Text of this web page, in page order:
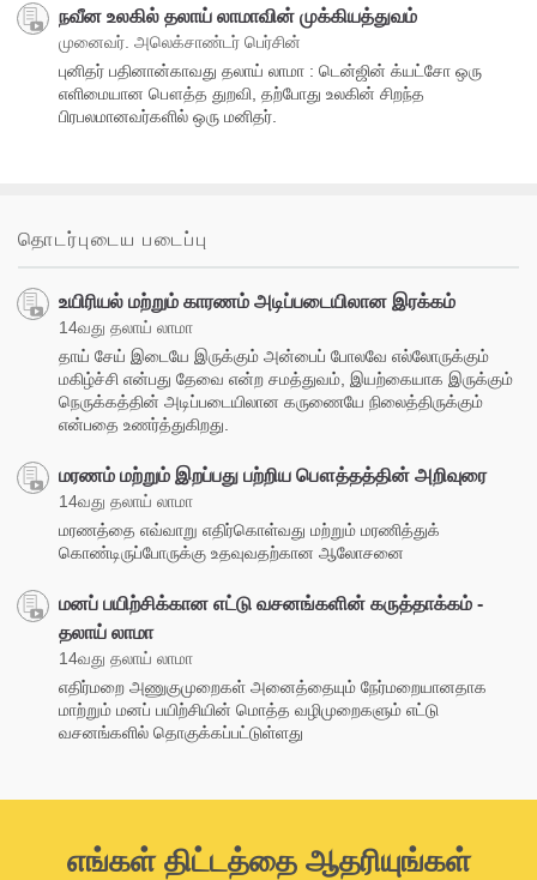
நவீன உலகில் தலாய் லாமாவின் முக்கியத்துவம்
முனைவர். அலெக்சாண்டர் பெர்சின்
புனிதர் பதினான்காவது தலாய் லாமா : டென்ஜின் க்யட்சோ ஒரு
எளிமையான பௌத்த துறவி, தற்போது உலகின் சிறந்த
பிரபலமானவர்களில் ஒரு மனிதர்.
தொடர்புடைய படைப்பு
உயிரியல் மற்றும் காரணம் அடிப்படையிலான இரக்கம்
14வது தலாய் லாமா
தாய் சேய் இடையே இருக்கும் அன்பைப் போலவே எல்லோருக்கும்
மகிழ்ச்சி என்பது தேவை என்ற சமத்துவம், இயற்கையாக இருக்கும்
நெருக்கத்தின் அடிப்படையிலான கருணையே நிலைத்திருக்கும்
என்பதை உணர்த்துகிறது.
மரணம் மற்றும் இறப்பது பற்றிய பௌத்தத்தின் அறிவுரை
14வது தலாய் லாமா
மரணத்தை எவ்வாறு எதிர்கொள்வது மற்றும் மரணித்துக்
கொண்டிருப்போருக்கு உதவுவதற்கான ஆலோசனை
மனப் பயிற்சிக்கான எட்டு வசனங்களின் கருத்தாக்கம் -
தலாய் லாமா
14வது தலாய் லாமா
எதிர்மறை அணுகுமுறைகள் அனைத்தையும் நேர்மறையானதாக
மாற்றும் மனப் பயிற்சியின் மொத்த வழிமுறைகளும் எட்டு
வசனங்களில் தொகுக்கப்பட்டுள்ளது
எங்கள் திட்டத்தை ஆதரியுங்கள்